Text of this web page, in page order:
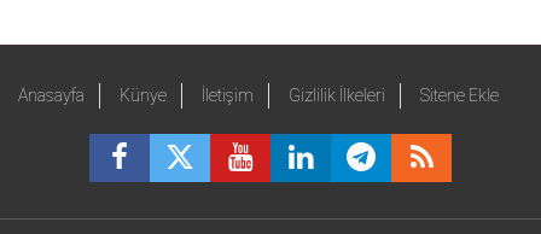
Anasayfa Künye İletişim Gizlilik İlkeleri Sitene Ekle